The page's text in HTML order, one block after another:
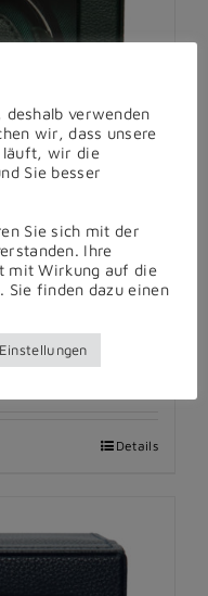
green
Details
verwenden
wir, dass unsere
läuft, wir die
Sie besser
Sie sich mit der
Ihre
mit Wirkung auf die
finden dazu einen